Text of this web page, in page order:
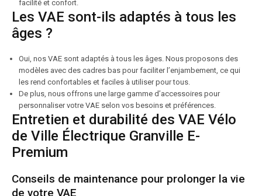
facilité et confort.
Les VAE sont-ils adaptés à tous les
âges ?
Oui, nos VAE sont adaptés à tous les âges. Nous proposons des
modèles avec des cadres bas pour faciliter l’enjambement, ce qui
les rend confortables et faciles à utiliser pour tous.
De plus, nous offrons une large gamme d’accessoires pour
personnaliser votre VAE selon vos besoins et préférences.
Entretien et durabilité des VAE Vélo
de Ville Électrique Granville E-
Premium
Conseils de maintenance pour prolonger la vie
de votre VAE